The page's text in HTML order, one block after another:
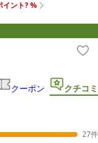
クーポン クチコミ
27件